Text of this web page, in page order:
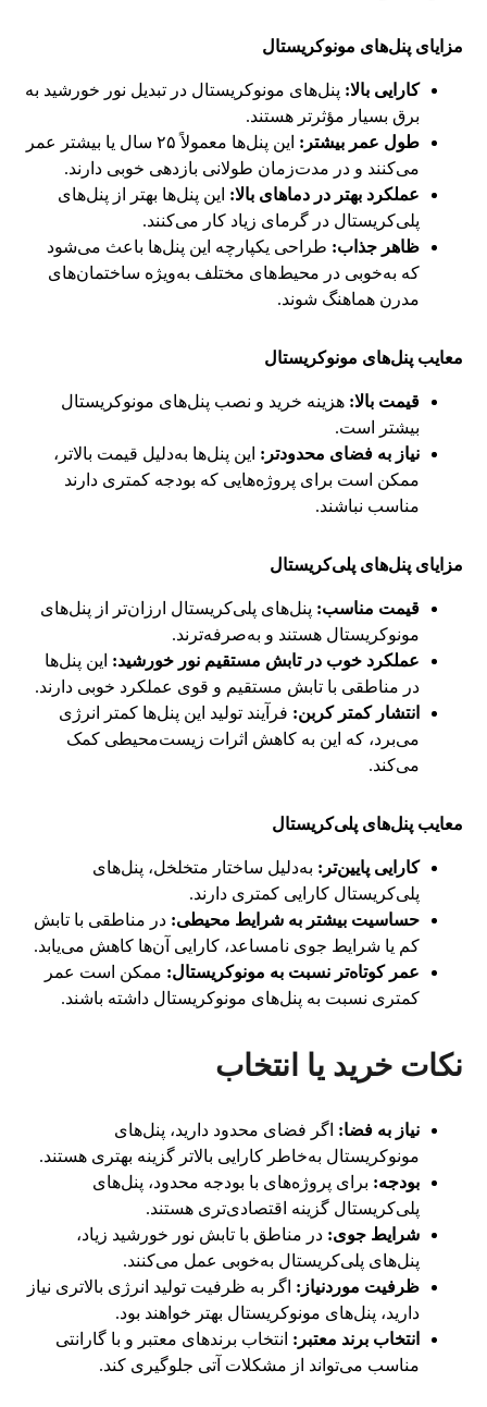
مزایای پنل‌های مونوکریستال
کارایی بالا: پنل‌های مونوکریستال در تبدیل نور خورشید به
برق بسیار مؤثرتر هستند.
طول عمر بیشتر:
این پنل‌ها معمولاً ۲۵ سال یا بیشتر عمر
می‌کنند و در مدت‌زمان طولانی بازدهی خوبی دارند.
عملکرد بهتر در دماهای بالا: این پنل‌ها بهتر از پنل‌های
پلی‌کریستال در گرمای زیاد کار می‌کنند.
ظاهر جذاب: طراحی یکپارچه این پنل‌ها باعث می‌شود
که به‌خوبی در محیط‌های مختلف به‌ویژه ساختمان‌های
مدرن هماهنگ شوند.
معایب پنل‌های مونوکریستال
قیمت بالا: هزینه خرید و نصب پنل‌های مونوکریستال
بیشتر است.
نیاز به فضای محدودتر: این پنل‌ها به‌دلیل قیمت بالاتر،
ممکن است برای پروژه‌هایی که بودجه کمتری دارند
مناسب نباشند.
مزایای پنل‌های پلی‌کریستال
قیمت مناسب: پنل‌های پلی‌کریستال ارزان‌تر از پنل‌های
مونوکریستال هستند و به‌صرفه‌ترند.
عملکرد خوب در تابش مستقیم نور خورشید: این پنل‌ها
در مناطقی با تابش مستقیم و قوی عملکرد خوبی دارند.
انتشار کمتر کربن: فرآیند تولید این پنل‌ها کمتر انرژی
می‌برد، که این به کاهش اثرات زیست‌محیطی کمک
می‌کند.
معایب پنل‌های پلی‌کریستال
کارایی پایین‌تر: به‌دلیل ساختار متخلخل، پنل‌های
پلی‌کریستال کارایی کمتری دارند.
حساسیت بیشتر به شرایط محیطی: در مناطقی با تابش
کم یا شرایط جوی نامساعد، کارایی آن‌ها کاهش می‌یابد.
عمر کوتاه‌تر نسبت به مونوکریستال: ممکن است عمر
کمتری نسبت به پنل‌های مونوکریستال داشته باشند.
نکات خرید یا انتخاب
نیاز به فضا: اگر فضای محدود دارید، پنل‌های
مونوکریستال به‌خاطر کارایی بالاتر گزینه بهتری هستند.
بودجه: برای پروژه‌های با بودجه محدود، پنل‌های
پلی‌کریستال گزینه اقتصادی‌تری هستند.
شرایط جوی: در مناطق با تابش نور خورشید زیاد،
پنل‌های پلی‌کریستال به‌خوبی عمل می‌کنند.
ظرفیت موردنیاز: اگر به ظرفیت تولید انرژی بالاتری نیاز
دارید، پنل‌های مونوکریستال بهتر خواهند بود.
انتخاب برند معتبر: انتخاب برندهای معتبر و با گارانتی
مناسب می‌تواند از مشکلات آتی جلوگیری کند.